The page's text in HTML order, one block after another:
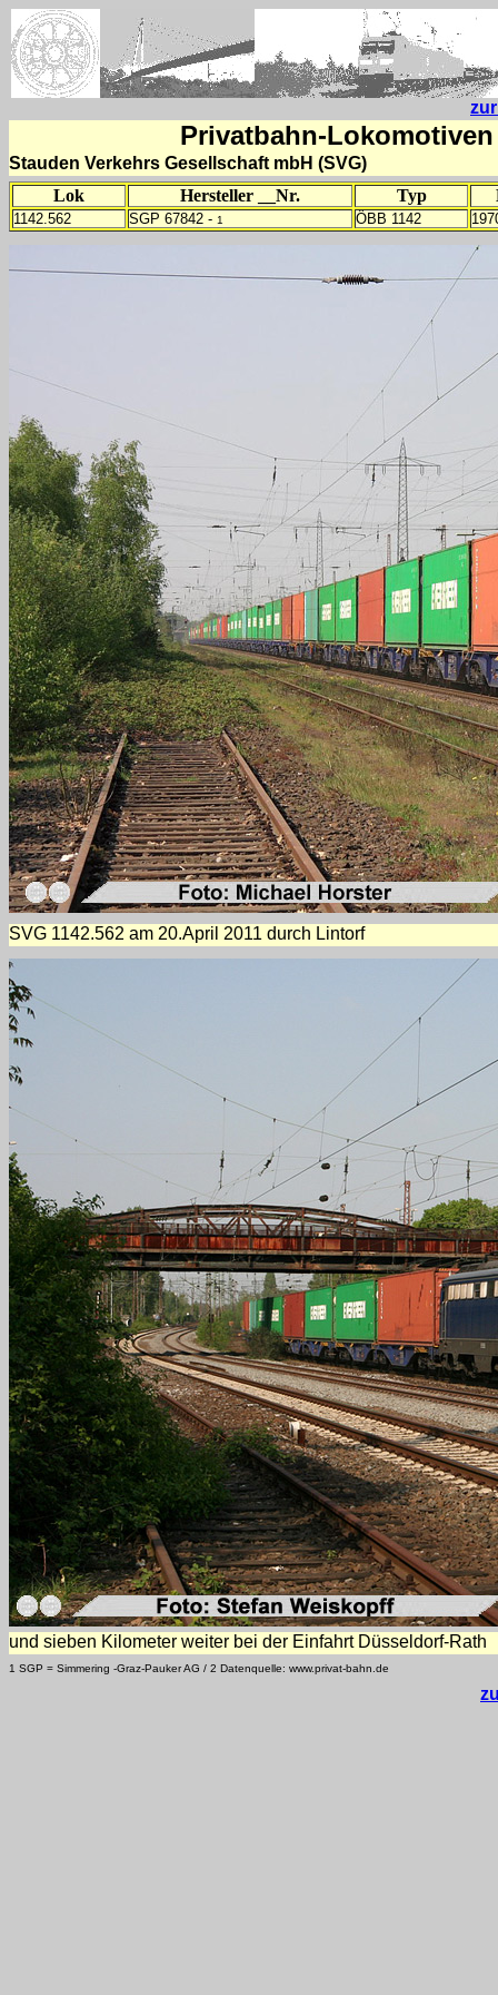
Privatbahn-
Stauden Verkehrs Gesellschaft mbH (SVG)
Lok
Hersteller __Nr. Typ
1142.562 SGP 67842 - 1 ÖBB 1142
SVG 1142.562 am 20.April 2011 durch Lintorf
und sieben Kilometer weiter bei der Einfahrt Düsseldorf-Rath
1 SGP = Simmering -Graz-Pauker AG / 2 Datenquelle: www.privat-bahn.de